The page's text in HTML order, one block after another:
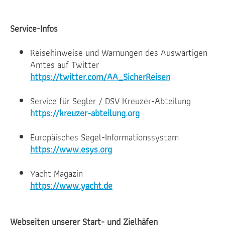
Service-Infos
Reisehinweise und Warnungen des Auswärtigen
Amtes auf Twitter
https://twitter.com/AA_SicherReisen
Service für Segler / DSV Kreuzer-Abteilung
https://kreuzer-abteilung.org
Europäisches Segel-Informationssystem
https://www.esys.org
Yacht Magazin
https://www.yacht.de
Webseiten unserer Start- und Zielhäfen